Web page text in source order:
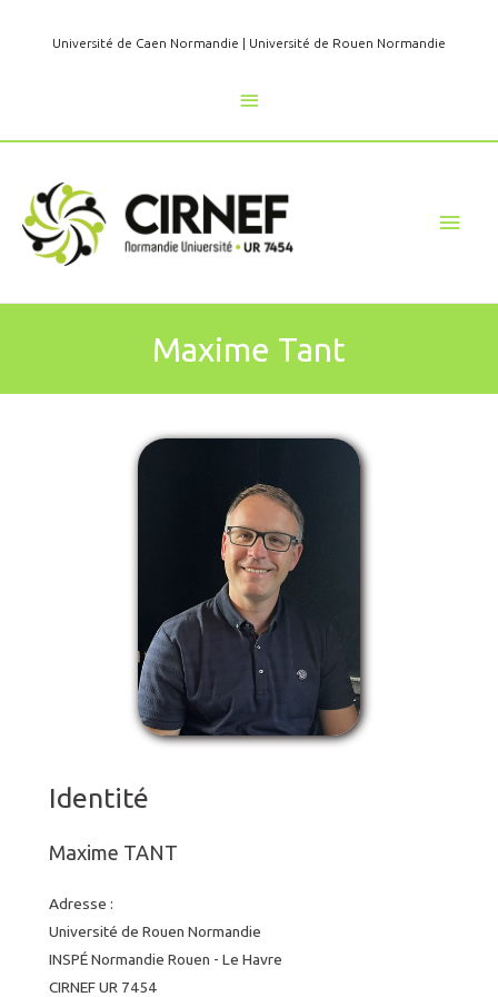
Université de Caen Normandie | Université de Rouen Normandie
Au
dessus
l'en-
Maxime Tant
Identité
Maxime TANT
Adresse :
Université de Rouen Normandie
INSPÉ Normandie Rouen - Le Havre
CIRNEF UR 7454